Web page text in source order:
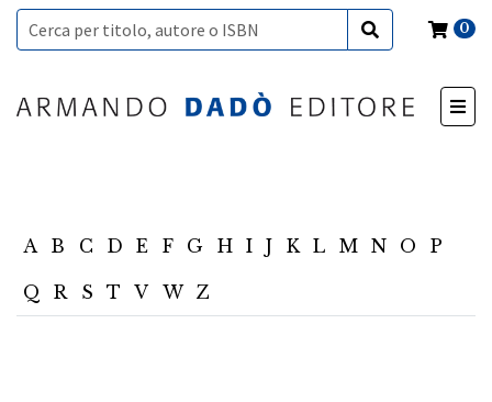
0
A B C D E F G H I J K L M N O P
Q R S T V W Z